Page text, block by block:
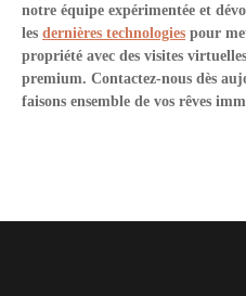
notre équipe expérimentée et
les dernières technologies pour
propriété avec des visites
premium. Contactez-nous dès
faisons ensemble de vos rêves